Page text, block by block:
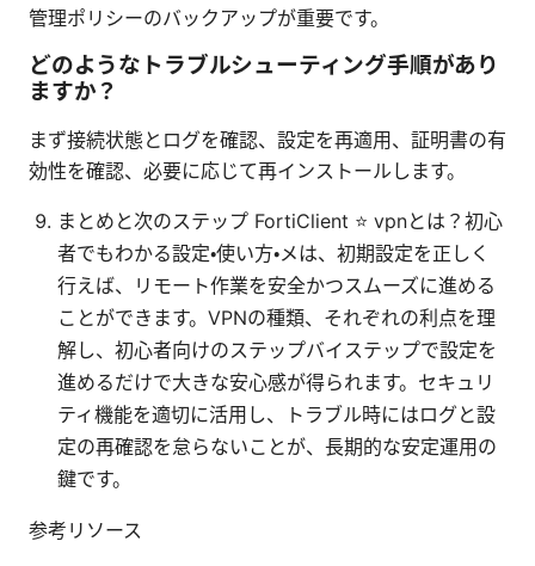
管理ポリシーのバックアップが重要です。
どのようなトラブルシューティング手順があり
ますか？
まず接続状態とログを確認、設定を再適用、証明書の有
効性を確認、必要に応じて再インストールします。
まとめと次のステップ FortiClient ⭐ vpnとは？初心
者でもわかる設定・使い方・メは、初期設定を正しく
行えば、リモート作業を安全かつスムーズに進める
ことができます。VPNの種類、それぞれの利点を理
解し、初心者向けのステップバイステップで設定を
進めるだけで大きな安心感が得られます。セキュリ
ティ機能を適切に活用し、トラブル時にはログと設
定の再確認を怠らないことが、長期的な安定運用の
鍵です。
参考リソース